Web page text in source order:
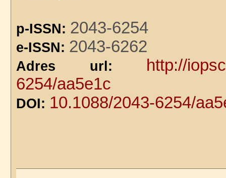
p-ISSN: 2043-6254
e-ISSN: 2043-6262
Adres url: http://
6254/aa5e1c
DOI: 10.1088/2043-6254/